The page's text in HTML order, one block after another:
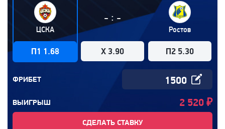
ЦСКА
П1 1.68
- : -
X 3.90
Ростов
П2 5.30
ФРИБЕТ
ВЫИГРЫШ 2 520 ₽
СДЕЛАТЬ СТАВКУ